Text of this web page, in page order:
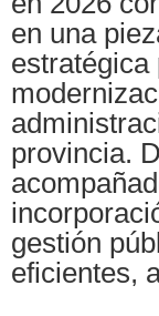
en una
estratégica
provincia.
gestión
eficientes,